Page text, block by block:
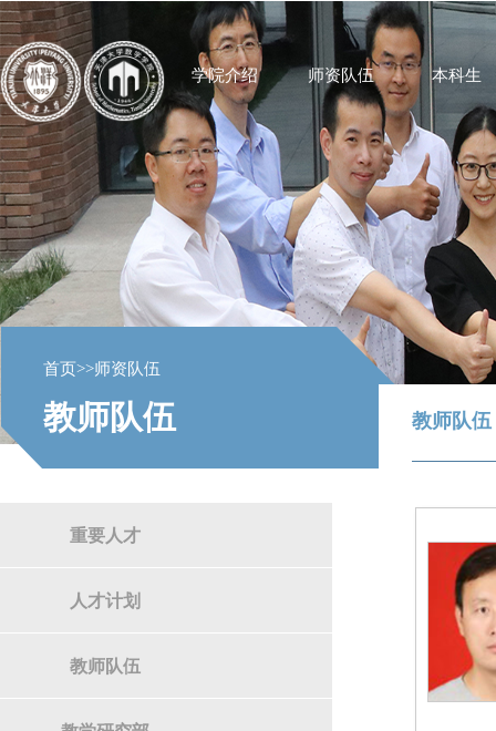
学院介绍 师资队伍 本科生
首页>>师资队伍
教师队伍
重要人才
人才计划
教师队伍
教师队伍